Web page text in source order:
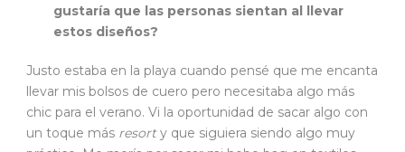
gustaría que las personas sientan al llevar
estos diseños?
Justo estaba en la playa cuando pensé que me encanta
llevar mis bolsos de cuero pero necesitaba algo más
chic para el verano. Vi la oportunidad de sacar algo con
un toque más resorty que siguiera siendo algo muy